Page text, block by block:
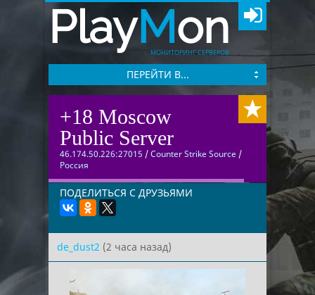
PlayMon
МОНИТОРИНГ СЕРВЕРОВ
ПЕРЕЙТИ В...
+18 Moscow
Public Server
46.174.50.226:27015 /Counter Strike Source /
Россия
ПОДЕЛИТЬСЯ С ДРУЗЬЯМИ
de_dust2 (2 часа назад)